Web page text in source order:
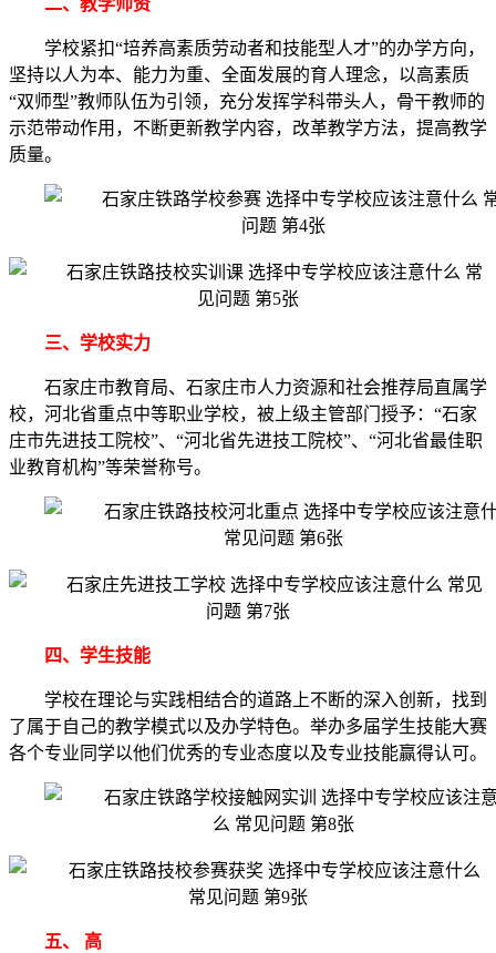
二、教学师资
学校紧扣“培养高素质劳动者和技能型人才”的办学方向，
坚持以人为本、能力为重、全面发展的育人理念，以高素质
“双师型”教师队伍为引领，充分发挥学科带头人，骨干教师的
示范带动作用，不断更新教学内容，改革教学方法，提高教学
质量。
三、学校实力
石家庄市教育局、石家庄市人力资源和社会推荐局直属学
校，河北省重点中等职业学校，被上级主管部门授予：“石家
庄市先进技工院校”、“河北省先进技工院校”、“河北省最佳职
业教育机构”等荣誉称号。
四、学生技能
学校在理论与实践相结合的道路上不断的深入创新，找到
了属于自己的教学模式以及办学特色。举办多届学生技能大赛
各个专业同学以他们优秀的专业态度以及专业技能赢得认可。
五、 高